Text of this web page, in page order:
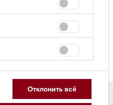
Спецпредложения
Отклонить всё